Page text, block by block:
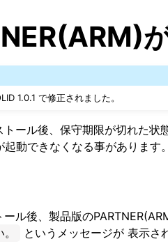
1.0.1 で修正されました。
トール後、保守期限が切れた状
動できなくなる事があります
ル後、製品版の
というメッセージが 表示さ